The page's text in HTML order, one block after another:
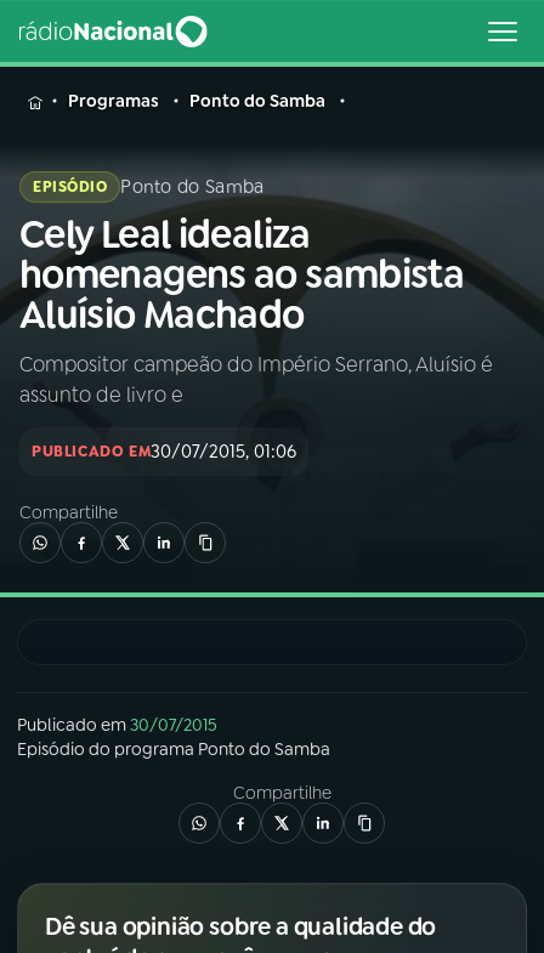
MENU
Buscar
na
Rádio
Nacional
Buscar
AO VIVO
INÍCIO
02A RÁDIO
03PROGRAMAÇÃO
05PODCASTS
VIDEOCASTS
07ÚLTIMAS
Programas Ponto do Samba
EPISÓDIO Ponto do Samba
Cely Leal idealiza
homenagens ao sambista
Aluísio Machado
Compositor campeão do Império Serrano, Aluísio é
assunto de livro e
PUBLICADO EM30/07/2015, 01:06
Compartilhe
Publicado em30/07/2015
Episódio do programa Ponto do Samba
Compartilhe
Dê sua opinião sobre a qualidade do